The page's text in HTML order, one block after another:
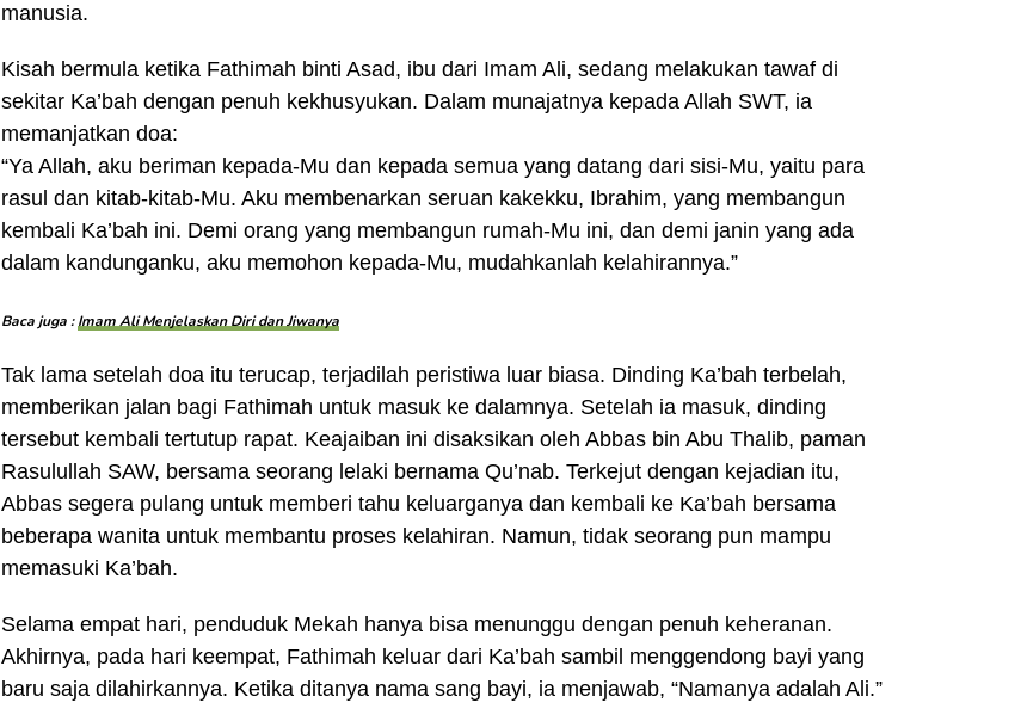
manusia.
Kisah bermula ketika Fathimah binti Asad, ibu dari Imam Ali, sedang melakukan tawaf di
sekitar Ka’bah dengan penuh kekhusyukan. Dalam munajatnya kepada Allah SWT, ia
memanjatkan doa:
“Ya Allah, aku beriman kepada-Mu dan kepada semua yang datang dari sisi-Mu, yaitu para
rasul dan kitab-kitab-Mu. Aku membenarkan seruan kakekku, Ibrahim, yang membangun
kembali Ka’bah ini. Demi orang yang membangun rumah-Mu ini, dan demi janin yang ada
dalam kandunganku, aku memohon kepada-Mu, mudahkanlah kelahirannya.”
Baca juga :Imam Ali Menjelaskan Diri dan Jiwanya
Tak lama setelah doa itu terucap, terjadilah peristiwa luar biasa. Dinding Ka’bah terbelah,
memberikan jalan bagi Fathimah untuk masuk ke dalamnya. Setelah ia masuk, dinding
tersebut kembali tertutup rapat. Keajaiban ini disaksikan oleh Abbas bin Abu Thalib, paman
Rasulullah SAW, bersama seorang lelaki bernama Qu’nab. Terkejut dengan kejadian itu,
Abbas segera pulang untuk memberi tahu keluarganya dan kembali ke Ka’bah bersama
beberapa wanita untuk membantu proses kelahiran. Namun, tidak seorang pun mampu
memasuki Ka’bah.
Selama empat hari, penduduk Mekah hanya bisa menunggu dengan penuh keheranan.
Akhirnya, pada hari keempat, Fathimah keluar dari Ka’bah sambil menggendong bayi yang
baru saja dilahirkannya. Ketika ditanya nama sang bayi, ia menjawab, “Namanya adalah Ali.”